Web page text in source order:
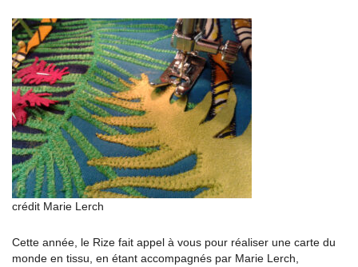
crédit Marie Lerch
Cette année, le Rize fait appel à vous pour réaliser une carte du
monde en tissu, en étant accompagnés par Marie Lerch,